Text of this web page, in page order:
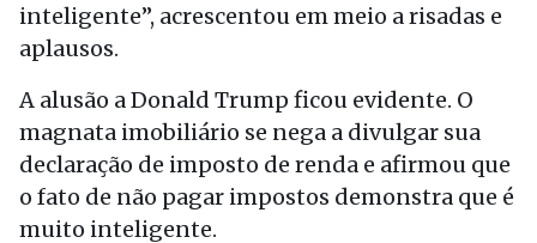
inteligente”, acrescentou em meio a risadas e
aplausos.
A alusão a Donald Trump ficou evidente. O
magnata imobiliário se nega a divulgar sua
declaração de imposto de renda e afirmou que
o fato de não pagar impostos demonstra que é
muito inteligente.